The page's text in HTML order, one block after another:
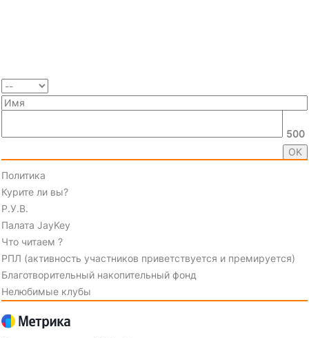
500
Политика
Курите ли вы?
Р.У.В.
Палата JayKey
Что читаем ?
РПЛ (активность участников приветствуется и премируется)
Благотворительный накопительный фонд
Нелюбимые клубы